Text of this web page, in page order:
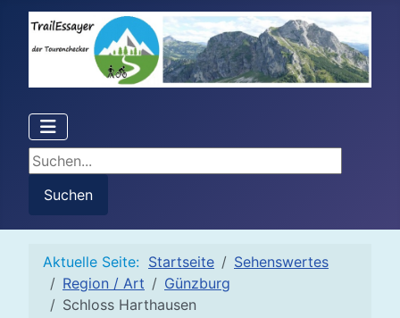
Suchen...
Suchen
Aktuelle Seite: Startseite
Sehenswertes
Region / Art
Günzburg
Schloss Harthausen